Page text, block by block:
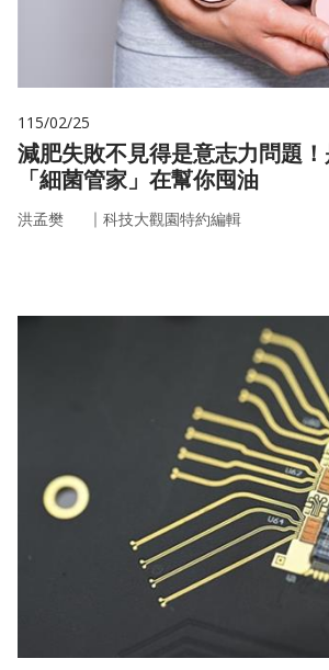
115/02/25
減肥失敗不見得是意志力問題
「細菌管家」在幫你囤油
洪孟樊 ｜ 科技大觀園特約編輯